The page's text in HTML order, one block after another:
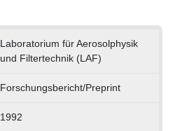
Laboratorium für Aerosolphysik
und Filtertechnik (LAF)
Forschungsbericht/Preprint
1992